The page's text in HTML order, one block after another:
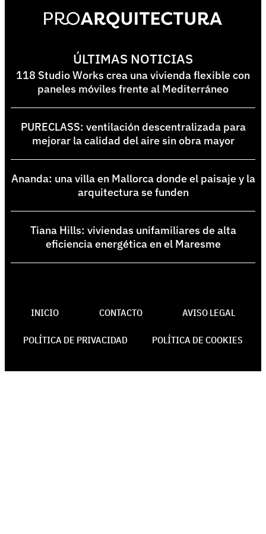
ÚLTIMAS NOTICIAS
118 Studio Works crea una vivienda flexible con
paneles móviles frente al Mediterráneo
PURECLASS: ventilación descentralizada para
mejorar la calidad del aire sin obra mayor
Ananda: una villa en Mallorca donde el paisaje y la
arquitectura se funden
Tiana Hills: viviendas unifamiliares de alta
eficiencia energética en el Maresme
INICIO CONTACTO AVISO LEGAL
POLÍTICA DE PRIVACIDAD POLÍTICA DE COOKIES